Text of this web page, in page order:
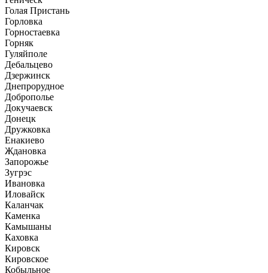
Голая Пристань
Горловка
Горностаевка
Горняк
Гуляйполе
Дебальцево
Дзержинск
Днепрорудное
Доброполье
Докучаевск
Донецк
Дружковка
Енакиево
Ждановка
Запорожье
Зугрэс
Ивановка
Иловайск
Каланчак
Каменка
Камышаны
Каховка
Кировск
Кировское
Кобыльное